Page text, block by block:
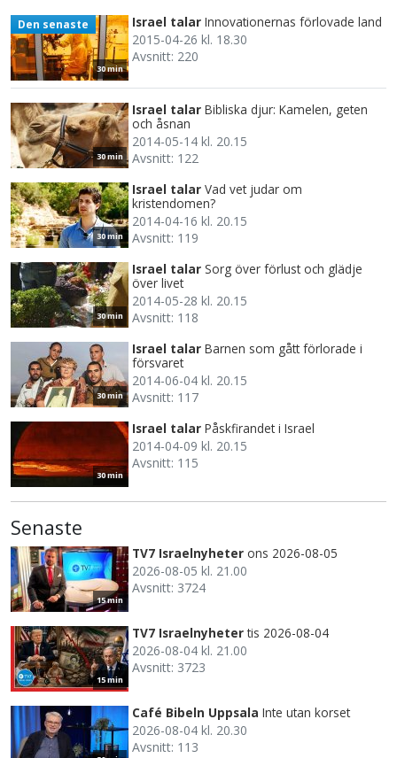
30 min
Den senaste Israel talar Innovationernas förlovade land
2015-04-26 kl. 18.30
Avsnitt: 220
30 min
Israel talar Bibliska djur: Kamelen, geten
och åsnan
2014-05-14 kl. 20.15
Avsnitt: 122
30 min
Israel talar Vad vet judar om
kristendomen?
2014-04-16 kl. 20.15
Avsnitt: 119
30 min
Israel talar Sorg över förlust och glädje
över livet
2014-05-28 kl. 20.15
Avsnitt: 118
30 min
Israel talar Barnen som gått förlorade i
försvaret
2014-06-04 kl. 20.15
Avsnitt: 117
30 min
Israel talar Påskfirandet i Israel
2014-04-09 kl. 20.15
Avsnitt: 115
Senaste
15 min
TV7 Israelnyheter ons 2026-08-05
2026-08-05 kl. 21.00
Avsnitt: 3724
15 min
TV7 Israelnyheter tis 2026-08-04
2026-08-04 kl. 21.00
Avsnitt: 3723
Café Bibeln Uppsala Inte utan korset
2026-08-04 kl. 20.30
Avsnitt: 113